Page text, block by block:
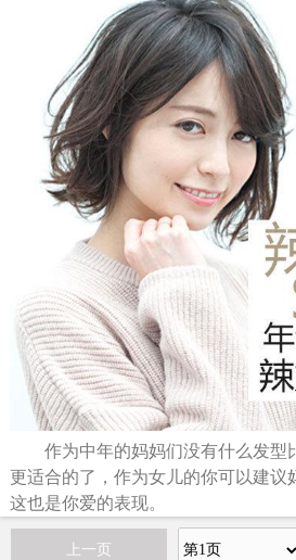
作为中年的妈妈们没有什么发型
更适合的了，作为女儿的你可以建议
这也是你爱的表现。
上一页